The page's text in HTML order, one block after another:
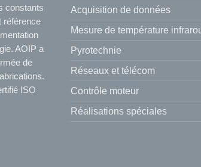
constants
référence
AOIP a
de
ISO
Acquisition de données
Mesure de température
Pyrotechnie
Réseaux et télécom
Contrôle moteur
Réalisations spéciales